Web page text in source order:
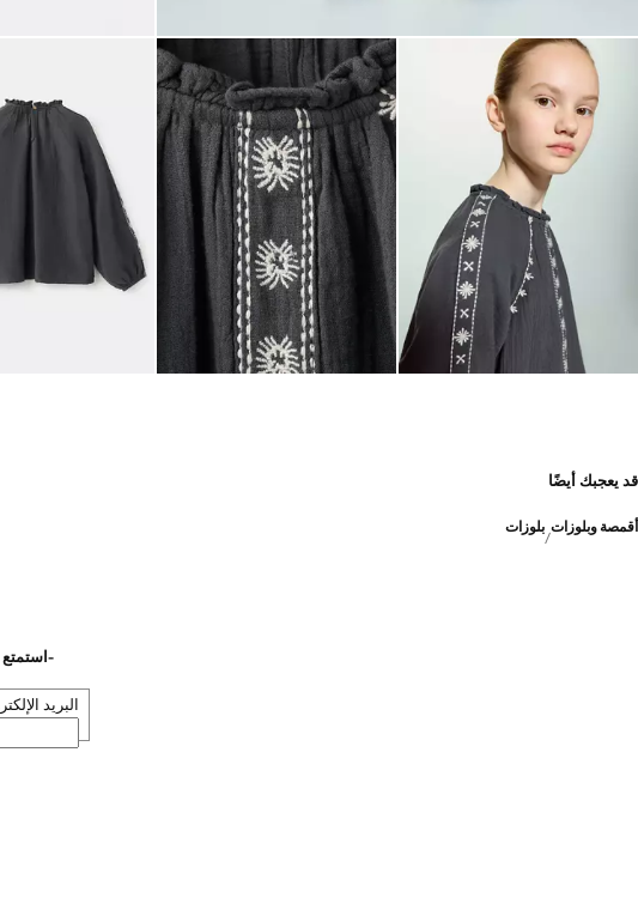
قد يعجبك أيضًا
أقمصة وبلوزات بلوزات
-استمتع بخصم 10% لتسوقك القادم
البريد